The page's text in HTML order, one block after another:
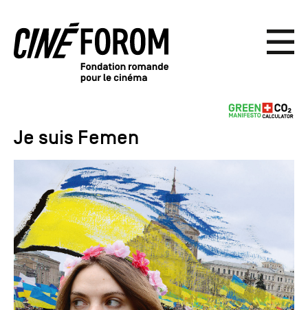
Je suis Femen